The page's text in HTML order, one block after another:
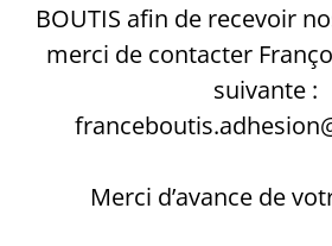
BOUTIS afin de recevoir
merci de contacter
suivante :
Merci d’avance de